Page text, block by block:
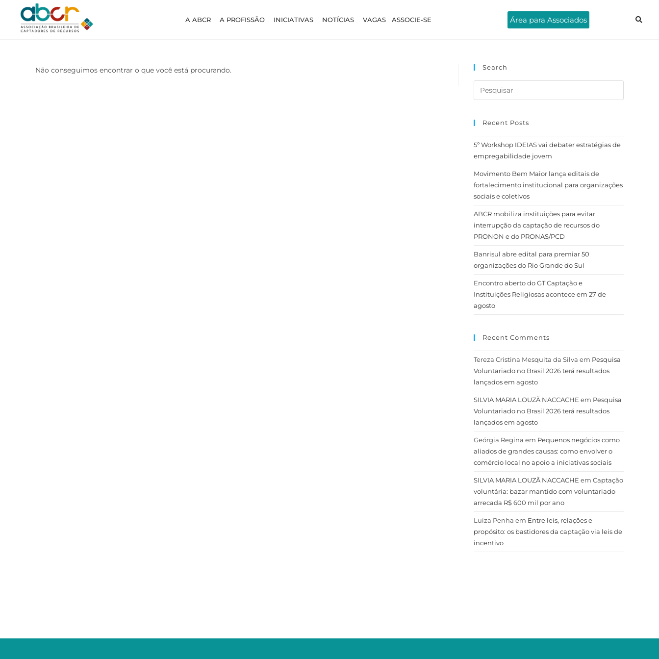
A ABCR A PROFISSÃO INICIATIVAS NOTÍCIAS VAGAS ASSOCIE-SE Área para Associados
Não conseguimos encontrar o que você está procurando. Search
Recent Posts
5º Workshop IDEIAS vai debater estratégias de
empregabilidade jovem
Movimento Bem Maior lança editais de
fortalecimento institucional para organizações
sociais e coletivos
ABCR mobiliza instituições para evitar
interrupção da captação de recursos do
PRONON e do PRONAS/PCD
Banrisul abre edital para premiar 50
organizações do Rio Grande do Sul
Encontro aberto do GT Captação e
Instituições Religiosas acontece em 27 de
agosto
Recent Comments
Tereza Cristina Mesquita da Silva em Pesquisa
Voluntariado no Brasil 2026 terá resultados
lançados em agosto
SILVIA MARIA LOUZÃ NACCACHE em Pesquisa
Voluntariado no Brasil 2026 terá resultados
lançados em agosto
Geórgia Regina em Pequenos negócios como
aliados de grandes causas: como envolver o
comércio local no apoio a iniciativas sociais
SILVIA MARIA LOUZÃ NACCACHE em Captação
voluntária: bazar mantido com voluntariado
arrecada R$ 600 mil por ano
Luiza Penha em Entre leis, relações e
propósito: os bastidores da captação via leis de
incentivo